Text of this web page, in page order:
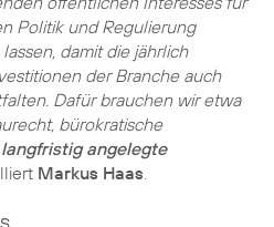
Politik und Regulierung
damit die jährlich
der Branche auch
Dafür brauchen wir etwa
bürokratische
langfristig angelegte
Markus Haas